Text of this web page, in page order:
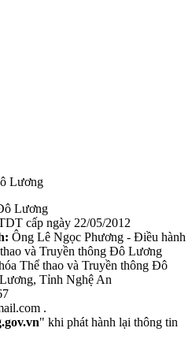
Lương
Lương
cấp ngày 22/05/2012
Ông Lê Ngọc Phương - Điều hành
và Truyền thông Đô Lương
Thể thao và Truyền thông Đô
Tỉnh Nghệ An
.
" khi phát hành lại thông tin